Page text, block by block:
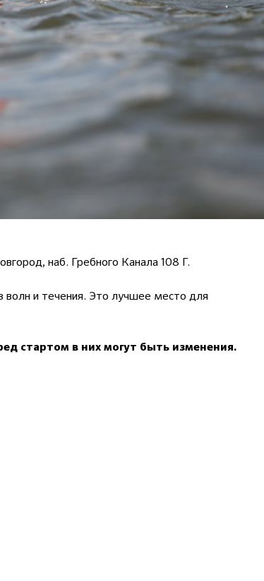
наб. Гребного Канала 108 Г.
волн и течения. Это лучшее место для
стартом в них могут быть изменения.